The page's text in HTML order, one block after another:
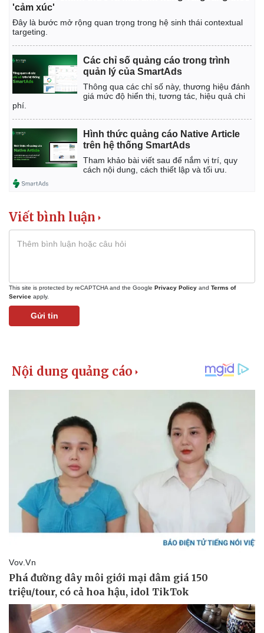
Tỷ giá
Giá cà phê
Pháp luật
Vụ án
Tin nóng
Tư vấn luật
Quân sự - Quốc phòng
Vũ khí
Việt Nam
Phân tích
'cảm xúc'
Đây là bước mở rộng quan trọng trong hệ sinh thái contextual
targeting.
Các chỉ số quảng cáo trong trình
quản lý của SmartAds
Thông qua các chỉ số này, thương hiệu đánh
giá mức độ hiển thị, tương tác, hiệu quả chi
phí.
Hình thức quảng cáo Native Article
trên hệ thống SmartAds
Tham khảo bài viết sau để nắm vị trí, quy
cách nội dung, cách thiết lập và tối ưu.
Viết bình luận
This site is protected by reCAPTCHA and the Google Privacy Policy and Terms of
Service apply.
Gửi tin